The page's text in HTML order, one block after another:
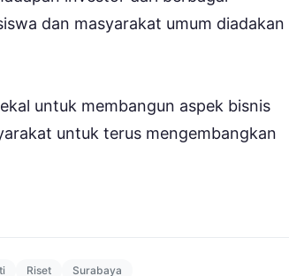
dan masyarakat umum diadakan
untuk membangun aspek bisnis
untuk terus mengembangkan
Riset Surabaya